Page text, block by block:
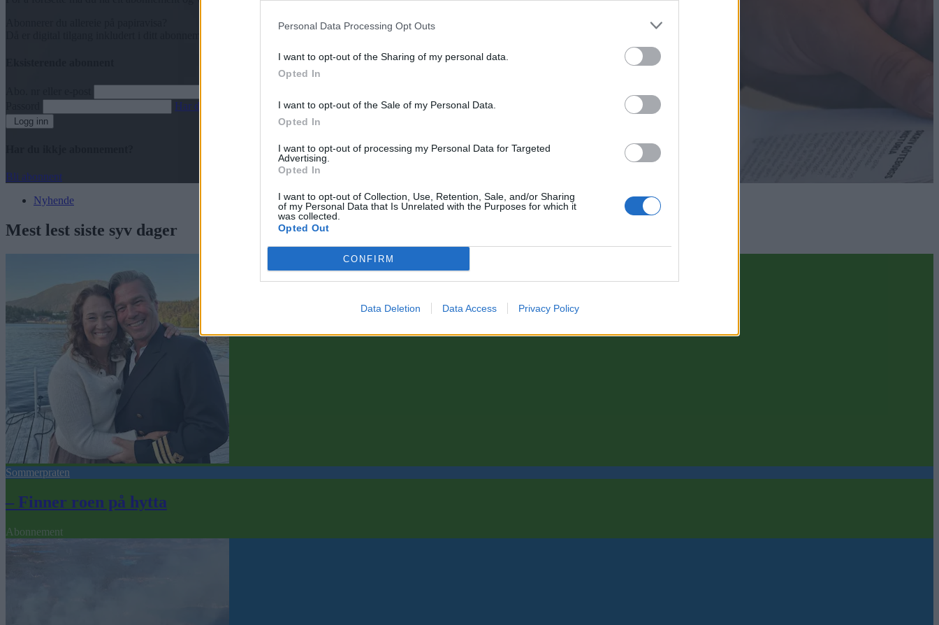
Personal Data Processing Opt Outs
I want to opt-out of the Sharing of my personal data.
Opted In
I want to opt-out of the Sale of my Personal Data.
Opted In
I want to opt-out of processing my Personal Data for Targeted
Advertising.
Opted In
I want to opt-out of Collection, Use, Retention, Sale, and/or Sharing
of my Personal Data that Is Unrelated with the Purposes for which it
was collected.
Opted Out
CONFIRM
Data Deletion Data Access Privacy Policy
Har du gløymt passordet?
Logg inn
Bli abonnent
Nyhende
Mest lest siste syv dager
Sommerpraten
– Finner roen på hytta
Abonnement